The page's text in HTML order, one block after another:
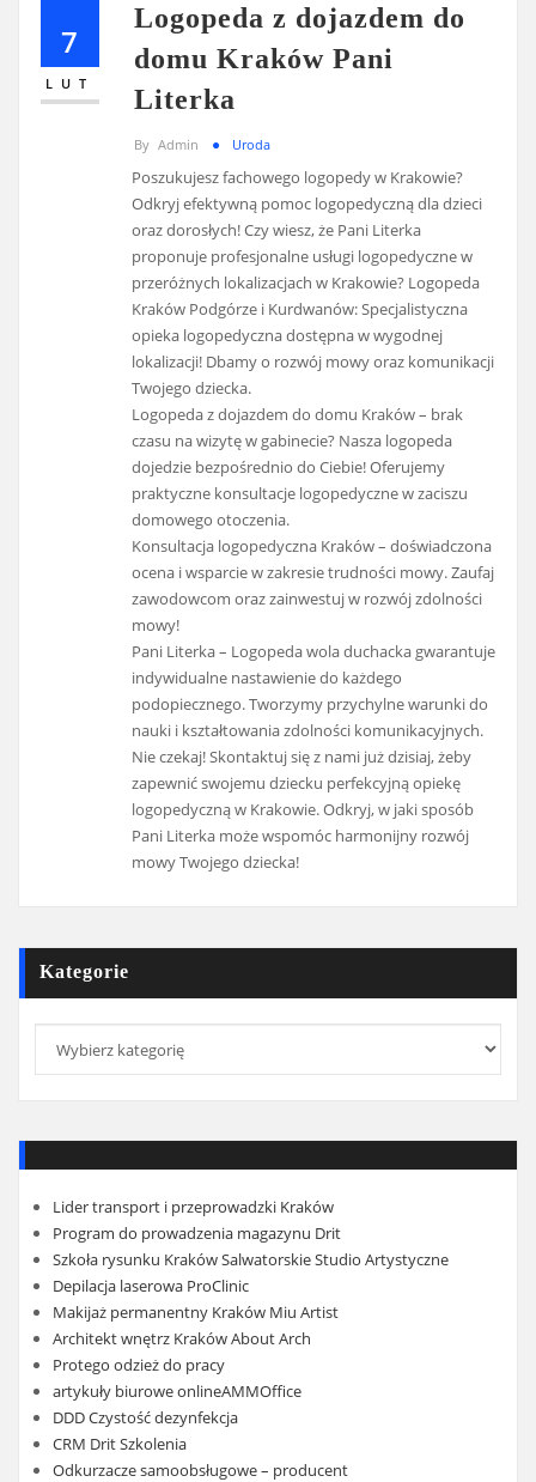
7
LUT
Logopeda z dojazdem do
domu Kraków Pani
Literka
By Admin Uroda
Poszukujesz fachowego logopedy w Krakowie?
Odkryj efektywną pomoc logopedyczną dla dzieci
oraz dorosłych! Czy wiesz, że Pani Literka
proponuje profesjonalne usługi logopedyczne w
przeróżnych lokalizacjach w Krakowie? Logopeda
Kraków Podgórze i Kurdwanów: Specjalistyczna
opieka logopedyczna dostępna w wygodnej
lokalizacji! Dbamy o rozwój mowy oraz komunikacji
Twojego dziecka.
Logopeda z dojazdem do domu Kraków – brak
czasu na wizytę w gabinecie? Nasza logopeda
dojedzie bezpośrednio do Ciebie! Oferujemy
praktyczne konsultacje logopedyczne w zaciszu
domowego otoczenia.
Konsultacja logopedyczna Kraków – doświadczona
ocena i wsparcie w zakresie trudności mowy. Zaufaj
zawodowcom oraz zainwestuj w rozwój zdolności
mowy!
Pani Literka – Logopeda wola duchacka gwarantuje
indywidualne nastawienie do każdego
podopiecznego. Tworzymy przychylne warunki do
nauki i kształtowania zdolności komunikacyjnych.
Nie czekaj! Skontaktuj się z nami już dzisiaj, żeby
zapewnić swojemu dziecku perfekcyjną opiekę
logopedyczną w Krakowie. Odkryj, w jaki sposób
Pani Literka może wspomóc harmonijny rozwój
mowy Twojego dziecka!
Kategorie
Lider transport i przeprowadzki Kraków
Program do prowadzenia magazynu Drit
Szkoła rysunku Kraków Salwatorskie Studio Artystyczne
Depilacja laserowa ProClinic
Makijaż permanentny Kraków Miu Artist
Architekt wnętrz Kraków About Arch
Protego odzież do pracy
artykuły biurowe onlineAMMOffice
DDD Czystość dezynfekcja
CRM Drit Szkolenia
Odkurzacze samoobsługowe – producent